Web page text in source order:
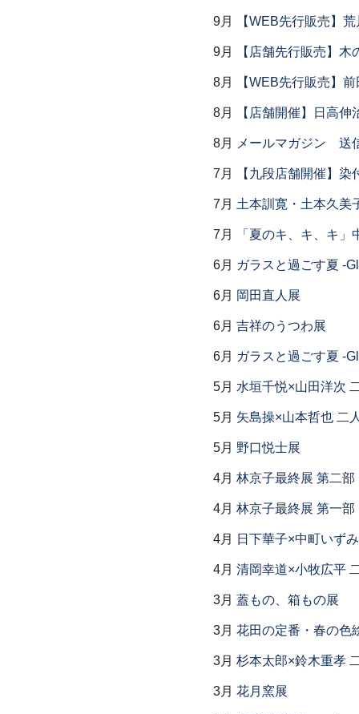
9月 【WEB先行販売】
9月 【店舗先行販売】木
8月 【WEB先行販売】
8月 【店舗開催】日高
8月 メールマガジン 送
7月 【九段店舗開催】染
7月 土本訓寛・土本久美
7月 「夏のキ、キ、キ
6月 ガラスと過ごす夏 -
6月 岡田直人展
6月 吉祥のうつわ展
6月 ガラスと過ごす夏 -
5月 水垣千悦×山田洋次
5月 矢島操×山本哲也 二
5月 野口悦士展
4月 林京子最終展 第二
4月 林京子最終展 第一
4月 日下華子×中町いず
4月 清岡幸道×小牧広平
3月 蓋もの、箱もの展
3月 花田の定番・春の色
3月 杉本太郎×鈴木重孝
3月 花月窯展